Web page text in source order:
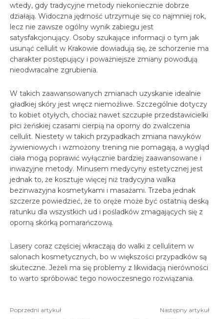
wtedy, gdy tradycyjne metody niekoniecznie dobrze
działają. Widoczna jędrność utrzymuje się co najmniej rok,
lecz nie zawsze ogólny wynik zabiegu jest
satysfakcjonujący. Osoby szukające informacji o tym jak
usunąć cellulit w Krakowie dowiadują się, że schorzenie ma
charakter postępujący i poważniejsze zmiany powodują
nieodwracalne zgrubienia.
W takich zaawansowanych zmianach uzyskanie idealnie
gładkiej skóry jest wręcz niemożliwe. Szczególnie dotyczy
to kobiet otyłych, chociaż nawet szczupłe przedstawicielki
płci żeńskiej czasami cierpią na oporny do zwalczenia
cellulit. Niestety w takich przypadkach zmiana nawyków
żywieniowych i wzmożony trening nie pomagają, a wygląd
ciała mogą poprawić wyłącznie bardziej zaawansowane i
inwazyjne metody. Minusem medycyny estetycznej jest
jednak to, że kosztuje więcej niż tradycyjna walka
bezinwazyjna kosmetykami i masażami. Trzeba jednak
szczerze powiedzieć, że to oręże może być ostatnią deską
ratunku dla wszystkich ud i pośladków zmagających się z
oporną skórką pomarańczową.
Lasery coraz częściej wkraczają do walki z cellulitem w
salonach kosmetycznych, bo w większości przypadków są
skuteczne. Jeżeli ma się problemy z likwidacją nierówności
to warto spróbować tego nowoczesnego rozwiązania.
Poprzedni artykuł Następny artykuł